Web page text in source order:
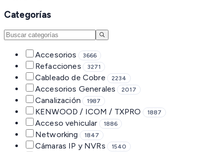
Categorías
Accesorios 3666
Refacciones 3271
Cableado de Cobre 2234
Accesorios Generales 2017
Canalización 1987
KENWOOD / ICOM / TXPRO 1887
Acceso vehicular 1886
Networking 1847
Cámaras IP y NVRs 1540